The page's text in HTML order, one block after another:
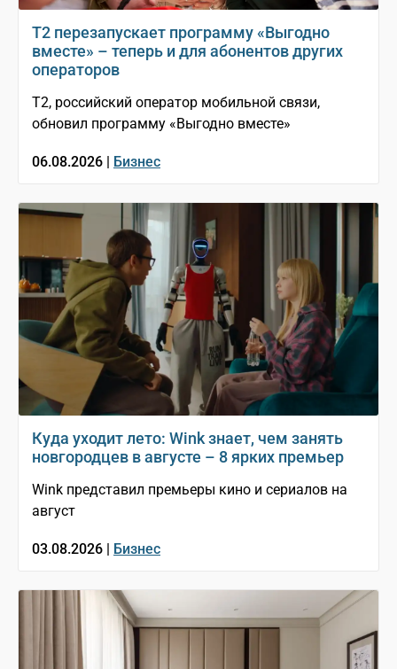
Т2 перезапускает программу «Выгодно
вместе» – теперь и для абонентов других
операторов
T2, российский оператор мобильной связи,
обновил программу «Выгодно вместе»
06.08.2026 | Бизнес
Куда уходит лето: Wink знает, чем занять
новгородцев в августе – 8 ярких премьер
Wink представил премьеры кино и сериалов на
август
03.08.2026 | Бизнес